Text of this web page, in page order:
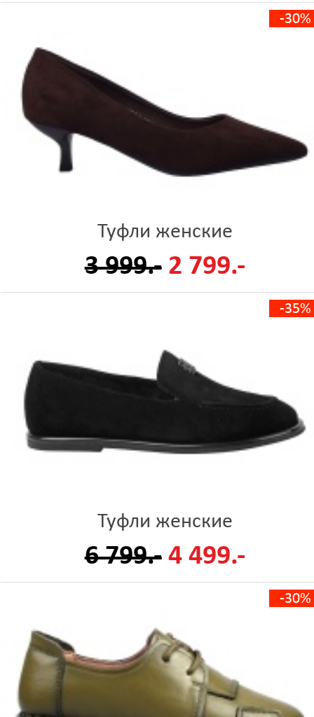
-30%
Туфли женские
3 999.- 2 799.-
-35%
Туфли женские
6 799.- 4 499.-
-30%